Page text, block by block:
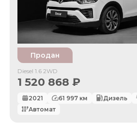
Продан
Diesel 1.6 2WD
1 520 868 ₽
2021 61 997 км Дизель
Автомат